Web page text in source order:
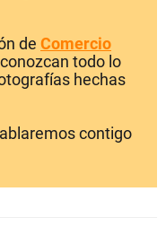
de Comercio
todo lo
hechas
contigo